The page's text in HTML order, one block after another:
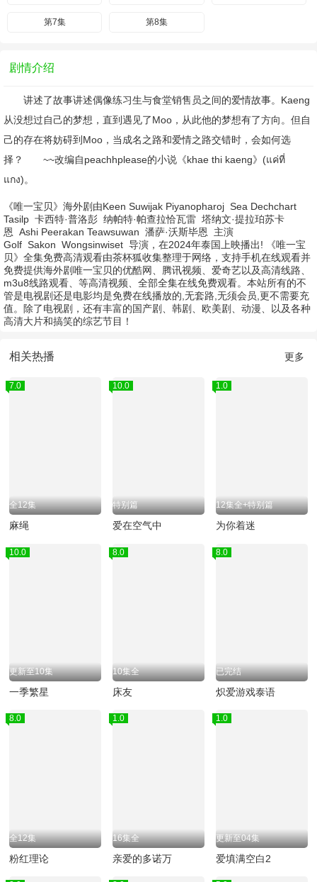
第7集 第8集
剧情介绍
讲述了故事讲述偶像练习生与食堂销售员之间的爱情故事。Kaeng
从没想过自己的梦想，直到遇见了Moo，从此他的梦想有了方向。但自
己的存在将妨碍到Moo，当成名之路和爱情之路交错时，会如何选
择？ ~~改编自peachhplease的小说《khae thi kaeng》(แค่ที่
แกง)。
《唯一宝贝》海外剧由Keen Suwijak Piyanopharoj Sea Dechchart
Tasilp 卡西特·普洛彭 纳帕特·帕查拉恰瓦雷 塔纳文·提拉珀苏卡
恩 Ashi Peerakan Teawsuwan 潘萨·沃斯毕恩 主演
Golf Sakon Wongsinwiset 导演，在2024年泰国上映播出! 《唯一宝
贝》全集免费高清观看由茶杯狐收集整理于网络，支持手机在线观看并
免费提供海外剧唯一宝贝的优酷网、腾讯视频、爱奇艺以及高清线路、
m3u8线路观看、等高清视频、全部全集在线免费观看。本站所有的不
管是电视剧还是电影均是免费在线播放的,无套路,无须会员,更不需要充
值。除了电视剧，还有丰富的国产剧、韩剧、欧美剧、动漫、以及各种
高清大片和搞笑的综艺节目！
相关热播 更多
7.0
全12集
麻绳
10.0
特别篇
爱在空气中
1.0
12集全+特别篇
为你着迷
10.0
更新至10集
一季繁星
8.0
10集全
床友
8.0
已完结
炽爱游戏泰语
8.0
全12集
粉红理论
1.0
16集全
亲爱的多诺万
1.0
更新至04集
爱填满空白2